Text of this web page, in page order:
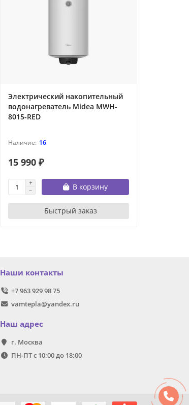
Электрический накопительный
водонагреватель Midea MWH-
8015-RED
16
15 990 ₽
В корзину
Быстрый заказ
Наши контакты
+7 963 929 98 75
vamtepla@yandex.ru
Наш адрес
г. Москва
ПН-ПТ с 10:00 до 18:00